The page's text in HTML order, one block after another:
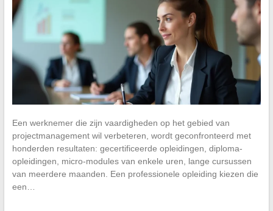
Een werknemer die zijn vaardigheden op het gebied van
projectmanagement wil verbeteren, wordt geconfronteerd met
honderden resultaten: gecertificeerde opleidingen, diploma-
opleidingen, micro-modules van enkele uren, lange cursussen
van meerdere maanden. Een professionele opleiding kiezen die
een…